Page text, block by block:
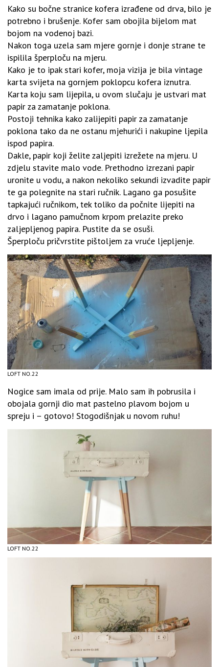
Kako su bočne stranice kofera izrađene od drva, bilo je
potrebno i brušenje. Kofer sam obojila bijelom mat
bojom na vodenoj bazi.
Nakon toga uzela sam mjere gornje i donje strane te
ispilila šperploču na mjeru.
Kako je to ipak stari kofer, moja vizija je bila vintage
karta svijeta na gornjem poklopcu kofera iznutra.
Karta koju sam lijepila, u ovom slučaju je ustvari mat
papir za zamatanje poklona.
Postoji tehnika kako zalijepiti papir za zamatanje
poklona tako da ne ostanu mjehurići i nakupine ljepila
ispod papira.
Dakle, papir koji želite zaljepiti izrežete na mjeru. U
zdjelu stavite malo vode. Prethodno izrezani papir
uronite u vodu, a nakon nekoliko sekundi izvadite papir
te ga polegnite na stari ručnik. Lagano ga posušite
tapkajući ručnikom, tek toliko da počnite lijepiti na
drvo i lagano pamučnom krpom prelazite preko
zaljepljenog papira. Pustite da se osuši.
Šperploču pričvrstite pištoljem za vruće ljepljenje.
LOFT NO.22
Nogice sam imala od prije. Malo sam ih pobrusila i
obojala gornji dio mat pastelno plavom bojom u
spreju i – gotovo! Stogodišnjak u novom ruhu!
LOFT NO.22